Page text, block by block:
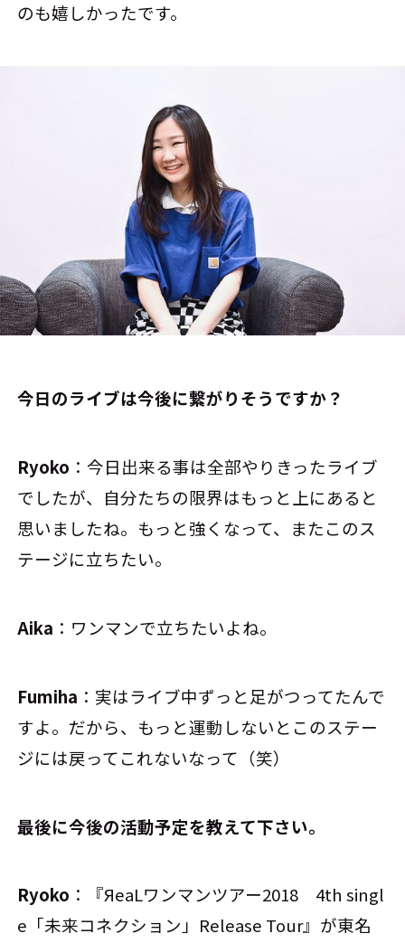
のも嬉しかったです。
――今日のライブは今後に繋がりそうですか？
Ryoko ：今日出来る事は全部やりきったライブ
でしたが、自分たちの限界はもっと上にあると
思いましたね。もっと強くなって、またこのス
テージに立ちたい。
Aika ：ワンマンで立ちたいよね。
Fumiha ：実はライブ中ずっと足がつってたんで
すよ。だから、もっと運動しないとこのステー
ジには戻ってこれないなって（笑）
――最後に今後の活動予定を教えて下さい。
Ryoko ：『ЯeaLワンマンツアー2018 4th singl
e「未来コネクション」Release Tour』が東名